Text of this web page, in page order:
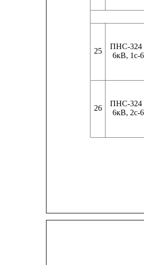
25
ПНС-324
6кВ, 1с-
26
ПНС-324
6кВ, 2с-